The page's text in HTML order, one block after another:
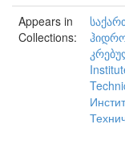
Appears in
Collections: